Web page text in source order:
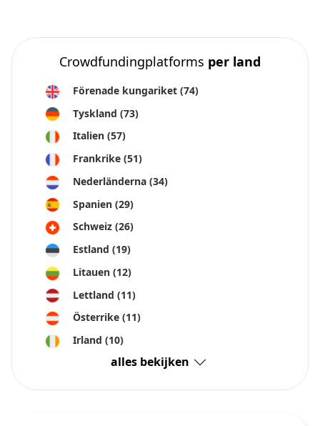
Crowdfundingplatforms per land
Förenade kungariket (74)
Tyskland (73)
Italien (57)
Frankrike (51)
Nederländerna (34)
Spanien (29)
Schweiz (26)
Estland (19)
Litauen (12)
Lettland (11)
Österrike (11)
Irland (10)
alles bekijken